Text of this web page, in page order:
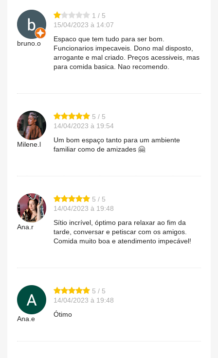
bruno.o
1 / 5
15/04/2023 à 14:07
Espaco que tem tudo para ser bom.
Funcionarios impecaveis. Dono mal disposto,
arrogante e mal criado. Preços acessiveis, mas
para comida basica. Nao recomendo.
Milene.l
5 / 5
14/04/2023 à 19:54
Um bom espaço tanto para um ambiente
familiar como de amizades 🤗
Ana.r
5 / 5
14/04/2023 à 19:48
Sítio incrível, óptimo para relaxar ao fim da
tarde, conversar e petiscar com os amigos.
Comida muito boa e atendimento impecável!
Ana.e
5 / 5
14/04/2023 à 19:48
Ótimo